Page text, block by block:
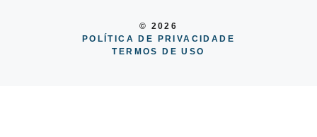
© 2026
POLÍTICA DE PRIVACIDADE
TERMOS DE USO